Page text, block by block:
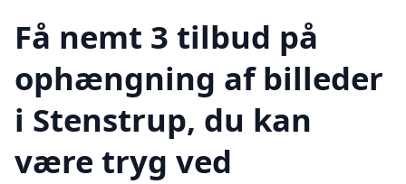
Få nemt 3 tilbud på
ophængning af billeder
i Stenstrup, du kan
være tryg ved